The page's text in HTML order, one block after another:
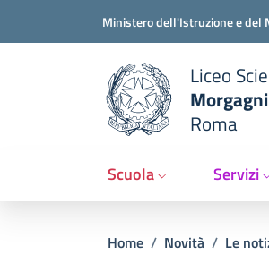
Ministero dell'Istruzione e del
Liceo
Morgagni
Roma
Scuola Servizi
Briciole
Home / Novità / Le